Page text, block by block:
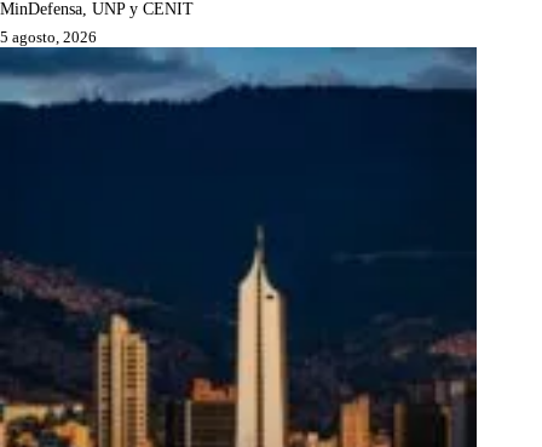
MinDefensa, UNP y CENIT
5 agosto, 2026